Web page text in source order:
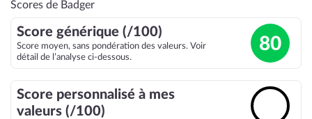
Scores de Badger
Score générique (/100)
Score moyen, sans pondération des valeurs. Voir
détail de l’analyse ci-dessous.
80
Score personnalisé à mes
valeurs (/100)